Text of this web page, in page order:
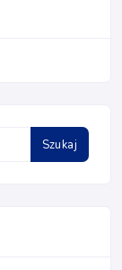
Szukaj